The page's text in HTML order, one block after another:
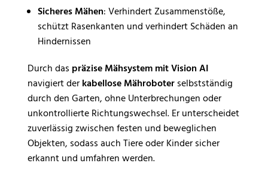
Sicheres Mähen: Verhindert Zusammenstöße,
schützt Rasenkanten und verhindert Schäden an
Hindernissen
Durch das präzise Mähsystem mit Vision AI
navigiert derkabellose Mähroboterselbstständig
durch den Garten, ohne Unterbrechungen oder
unkontrollierte Richtungswechsel. Er unterscheidet
zuverlässig zwischen festen und beweglichen
Objekten, sodass auch Tiere oder Kinder sicher
erkannt und umfahren werden.